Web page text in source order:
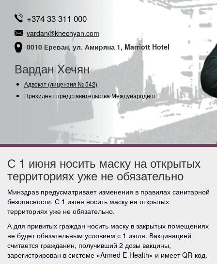
+374 33 311 000
vardan@khechyan.com
0010 Ереван, ул. Амиряна 1, Marriott Hotel
Вардан Хечян
Адвокат (лицензия № 542)
Президент представительства Международного С
С 1 июня носить маску на открытых
территориях уже не обязательно
Минздрав предусматривает изменения в правилах санитарной
безопасности. С 1 июня носить маску на открытых
территориях уже не обязательно.
А для привитых граждан носить маску в закрытых помещениях
не будет обязательным условием с 1 июля. Вакцинацией
считается гражданин, получивший 2 дозы вакцины,
зарегистрирован в системе «Armed E-Health» и имеет QR-код.